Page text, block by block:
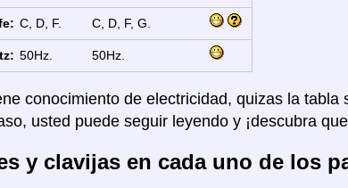
C, D, F. C, D, F, G.
50Hz. 50Hz.
conocimiento de electricidad, quizas la
usted puede seguir leyendo y ¡descubra
y clavijas en cada uno de los